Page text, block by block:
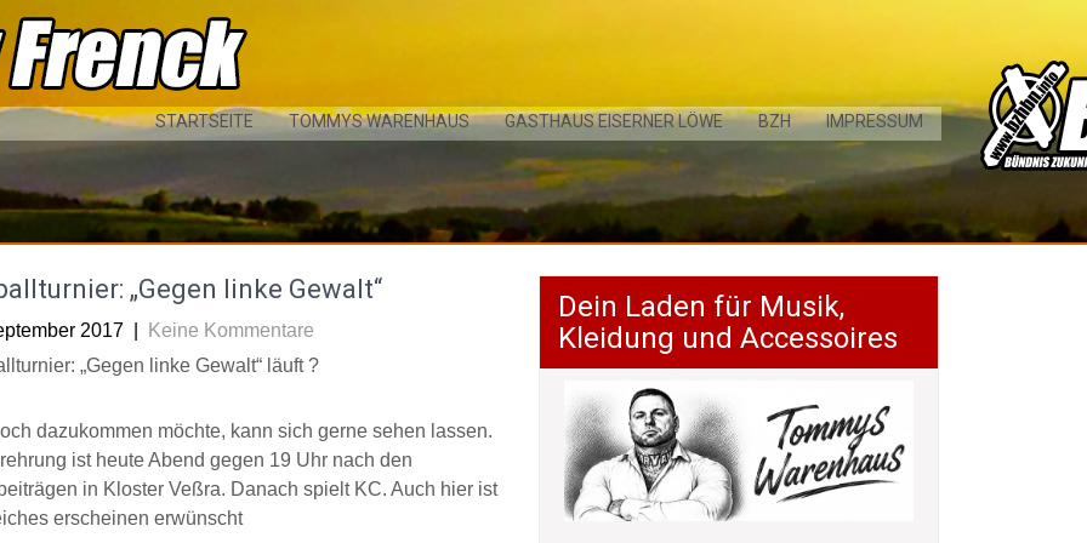
STARTSEITE TOMMYS WARENHAUS GASTHAUS EISERNER LÖWE BZH IMPRESSUM
„Gegen linke Gewalt“
2017
Keine Kommentare
„Gegen linke Gewalt“ läuft ?
dazukommen möchte, kann sich gerne sehen lassen.
ist heute Abend gegen 19 Uhr nach den
in Kloster Veßra. Danach spielt KC. Auch hier ist
erscheinen erwünscht
Dein Laden für Musik,
Kleidung und Accessoires